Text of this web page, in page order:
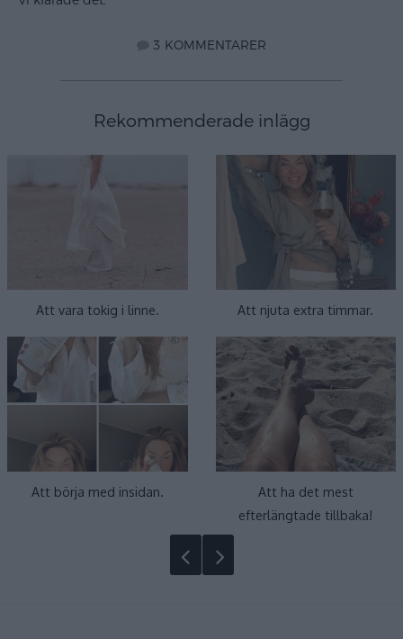
3 KOMMENTARER
Rekommenderade inlägg
Att vara tokig i linne.
Att börja med insidan.
Att njuta extra timmar.
Att ha det mest
efterlängtade tillbaka!